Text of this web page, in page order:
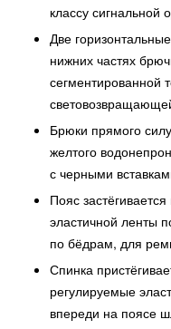
классу
Две
нижних частях
сегментированной
Брюки прямого
желтого
с черными
Пояс
эластичной ленты
по бёдрам, для
Спинка
регулируемые
впереди на поясе